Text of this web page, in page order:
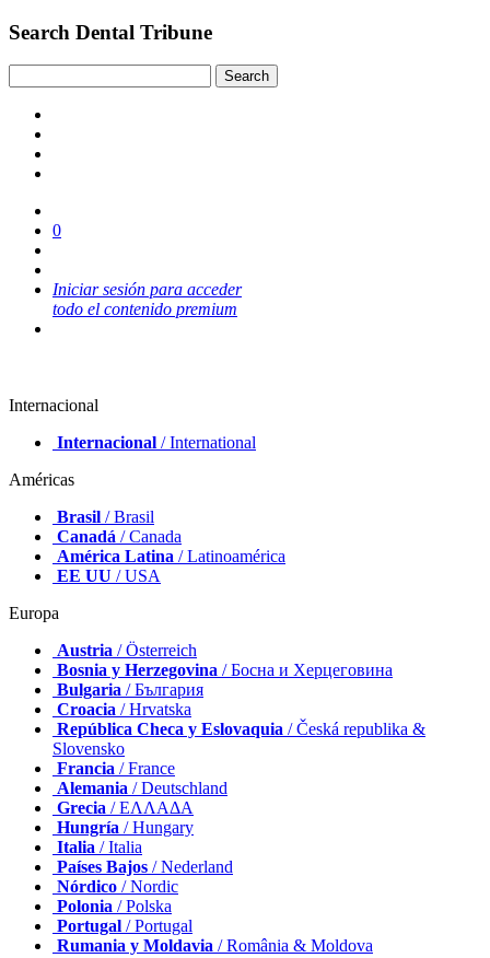
Search Dental Tribune
0
Iniciar sesión para acceder
todo el contenido premium
Internacional
Internacional / International
Américas
Brasil / Brasil
Canadá / Canada
América Latina / Latinoamérica
EE UU / USA
Europa
Austria / Österreich
Bosnia y Herzegovina / Босна и Херцеговина
Bulgaria / България
Croacia / Hrvatska
República Checa y Eslovaquia / Česká republika &
Slovensko
Francia / France
Alemania / Deutschland
Grecia / ΕΛΛΑΔΑ
Hungría / Hungary
Italia / Italia
Países Bajos / Nederland
Nórdico / Nordic
Polonia / Polska
Portugal / Portugal
Rumania y Moldavia / România & Moldova